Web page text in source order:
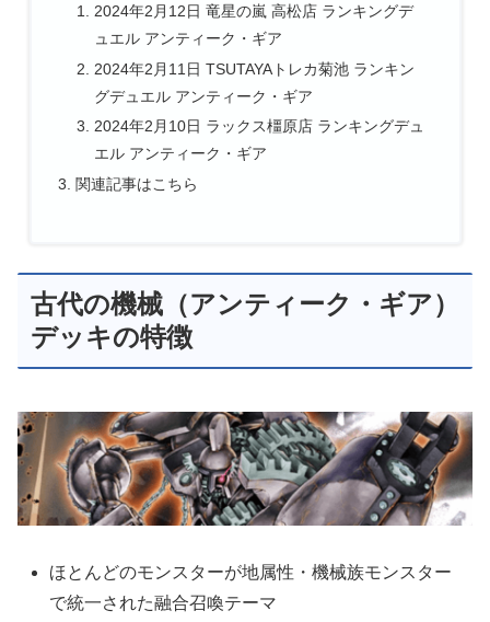
2024年2月12日 竜星の嵐 高松店 ランキングデ
ュエル アンティーク・ギア
2024年2月11日 TSUTAYAトレカ菊池 ランキン
グデュエル アンティーク・ギア
2024年2月10日 ラックス橿原店 ランキングデュ
エル アンティーク・ギア
関連記事はこちら
古代の機械（アンティーク・ギア）
デッキの特徴
ほとんどのモンスターが地属性・機械族モンスター
で統一された融合召喚テーマ